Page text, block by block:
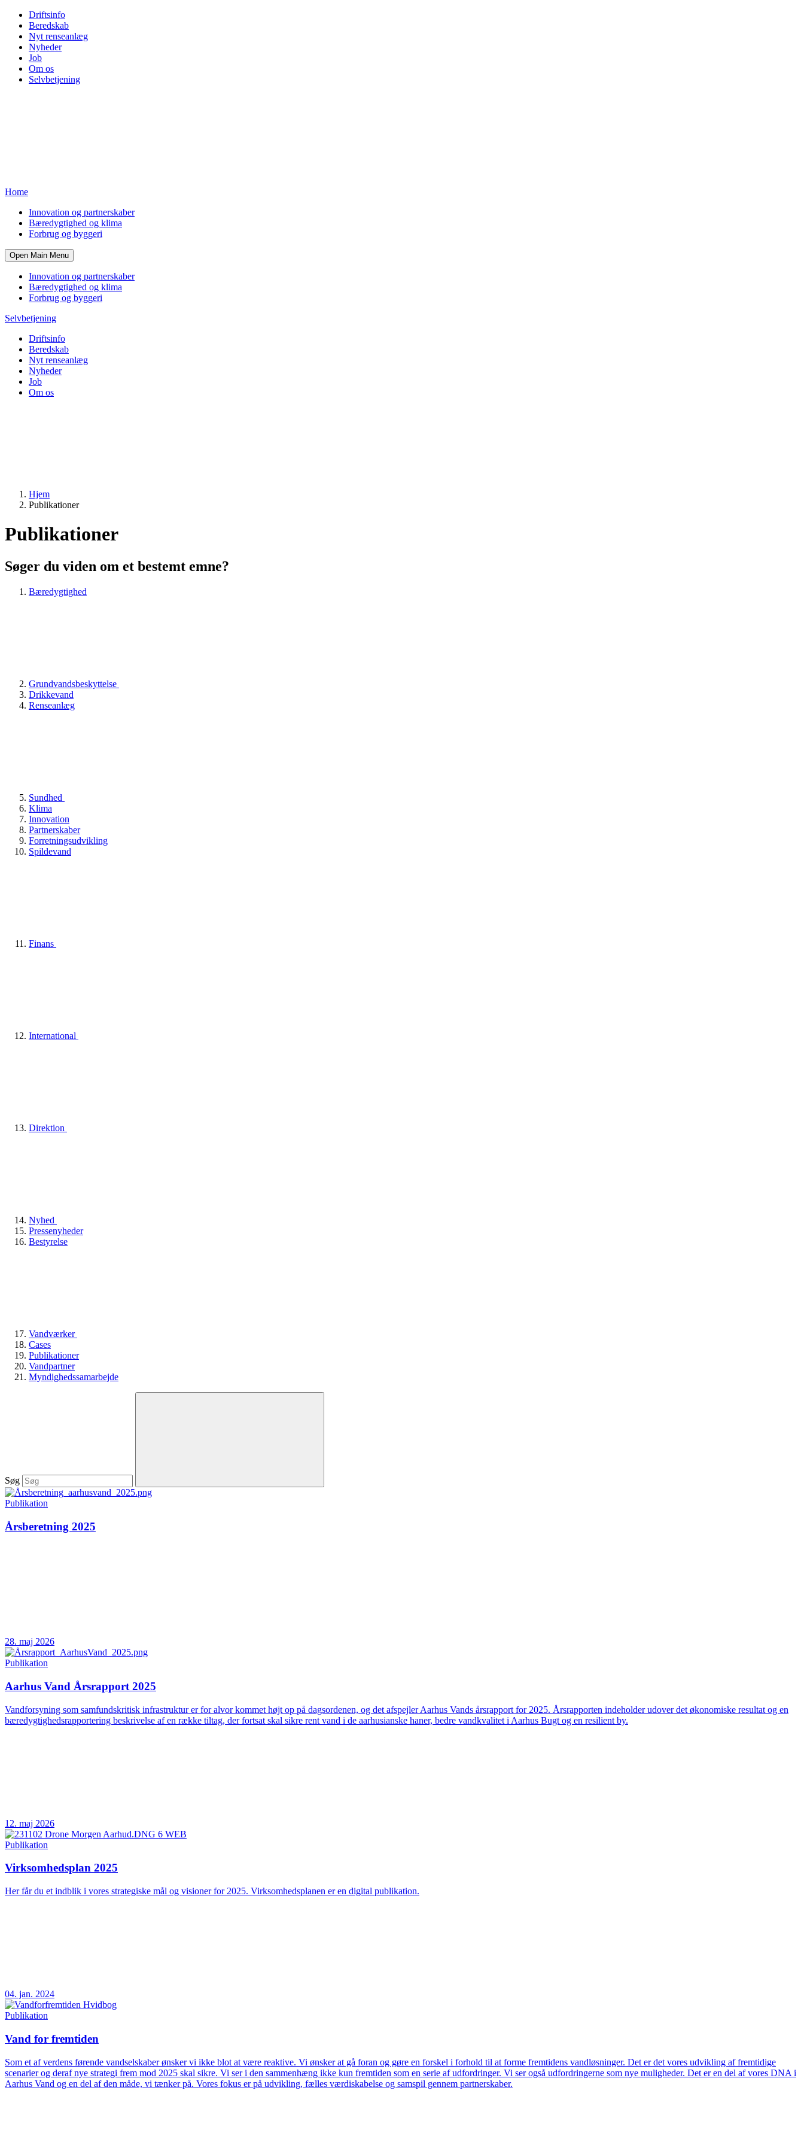
Driftsinfo
Beredskab
Nyt renseanlæg
Nyheder
Job
Om os
Selvbetjening
Home
Innovation og partnerskaber
Bæredygtighed og klima
Forbrug og byggeri
Open Main Menu
Innovation og partnerskaber
Bæredygtighed og klima
Forbrug og byggeri
Selvbetjening
Driftsinfo
Beredskab
Nyt renseanlæg
Nyheder
Job
Om os
Hjem
Publikationer
Publikationer
Søger du viden om et bestemt emne?
Bæredygtighed
Grundvandsbeskyttelse
Drikkevand
Renseanlæg
Sundhed
Klima
Innovation
Partnerskaber
Forretningsudvikling
Spildevand
Finans
International
Direktion
Nyhed
Pressenyheder
Bestyrelse
Vandværker
Cases
Publikationer
Vandpartner
Myndighedssamarbejde
Søg
Publikation
Årsberetning 2025
28. maj 2026
Publikation
Aarhus Vand Årsrapport 2025
Vandforsyning som samfundskritisk infrastruktur er for alvor kommet højt op på dagsordenen, og det afspejler Aarhus Vands årsrapport for 2025. Årsrapporten indeholder udover det økonomiske resultat og en
bæredygtighedsrapportering beskrivelse af en række tiltag, der fortsat skal sikre rent vand i de aarhusianske haner, bedre vandkvalitet i Aarhus Bugt og en resilient by.
12. maj 2026
Publikation
Virksomhedsplan 2025
Her får du et indblik i vores strategiske mål og visioner for 2025. Virksomhedsplanen er en digital publikation.
04. jan. 2024
Publikation
Vand for fremtiden
Som et af verdens førende vandselskaber ønsker vi ikke blot at være reaktive. Vi ønsker at gå foran og gøre en forskel i forhold til at forme fremtidens vandløsninger. Det er det vores udvikling af fremtidige
scenarier og deraf nye strategi frem mod 2025 skal sikre. Vi ser i den sammenhæng ikke kun fremtiden som en serie af udfordringer. Vi ser også udfordringerne som nye muligheder. Det er en del af vores DNA i
Aarhus Vand og en del af den måde, vi tænker på. Vores fokus er på udvikling, fælles værdiskabelse og samspil gennem partnerskaber.